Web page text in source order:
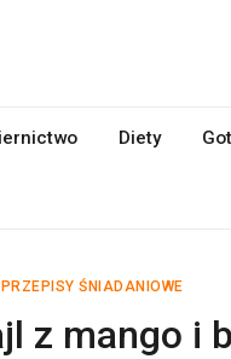
Diety
PRZEPISY ŚNIADANIOWE
z mango i